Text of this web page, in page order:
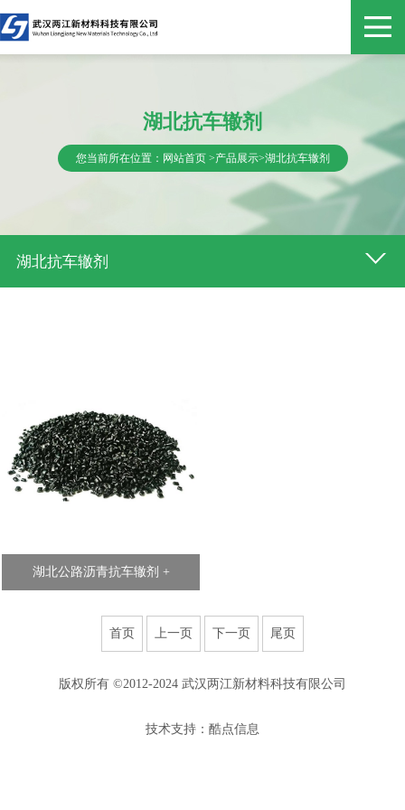
湖北抗车辙剂
您当前所在位置： 网站首页>产品展示>湖北抗车辙剂
湖北抗车辙剂
湖北公路沥青抗车辙剂 +
首页 上一页 下一页 尾页
版权所有 ©2012-2024 武汉两江新材料科技有限公司
技术支持：酷点信息